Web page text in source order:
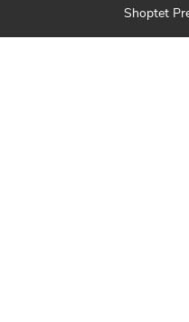
Shoptet